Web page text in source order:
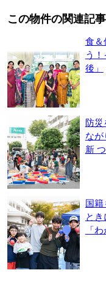
この物件の関連記事
食＆
う
後」
防災
な
新
国
と
「